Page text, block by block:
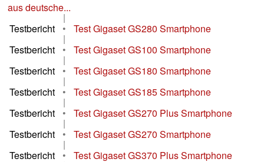
aus deutsche...
|
Testbericht
• Test Gigaset GS280 Smartphone
|
Testbericht
• Test Gigaset GS100 Smartphone
|
Testbericht
• Test Gigaset GS180 Smartphone
|
Testbericht
• Test Gigaset GS185 Smartphone
|
Testbericht
• Test Gigaset GS270 Plus Smartphone
|
Testbericht
• Test Gigaset GS270 Smartphone
|
Testbericht
• Test Gigaset GS370 Plus Smartphone